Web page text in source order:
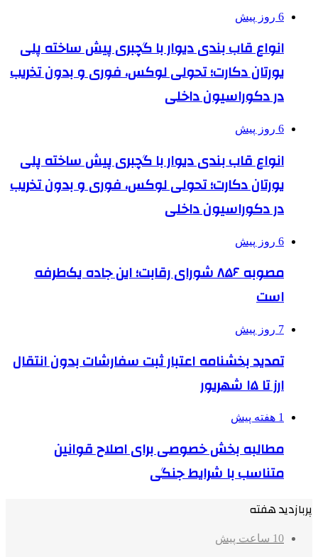
6 روز پیش
انواع قاب بندی دیوار با گچبری پیش ساخته پلی
یورتان دکارت؛ تحولی لوکس، فوری و بدون تخریب
در دکوراسیون داخلی
6 روز پیش
انواع قاب بندی دیوار با گچبری پیش ساخته پلی
یورتان دکارت؛ تحولی لوکس، فوری و بدون تخریب
در دکوراسیون داخلی
6 روز پیش
مصوبه ۸۵۶ شورای رقابت؛ این جاده یک‌طرفه
است
7 روز پیش
تمدید بخشنامه اعتبار ثبت سفارشات بدون انتقال
ارز تا ۱۵ شهریور
1 هفته پیش
مطالبه بخش خصوصی برای اصلاح قوانین
متناسب با شرایط جنگی
پربازدید هفته
10 ساعت پیش